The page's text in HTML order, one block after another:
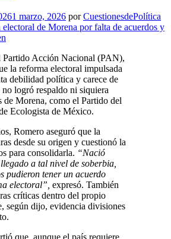
1 marzo, 2026 porCuestionesdePolítica
Partido Acción Nacional (PAN),
la reforma electoral impulsada
debilidad política y carece de
no logró respaldo ni siquiera
de Morena, como el Partido del
Ecologista de México.
Romero aseguró que la
desde su origen y cuestionó la
para consolidarla. “Nació
a tal nivel de soberbia,
pudieron tener un acuerdo
electoral”, expresó. También
críticas dentro del propio
según dijo, evidencia divisiones